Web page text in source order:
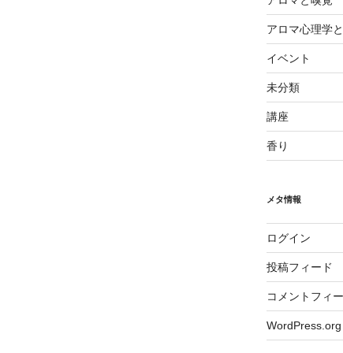
アロマ心理学
イベント
未分類
講座
香り
メタ情報
ログイン
投稿フィード
コメントフィ
WordPress.org